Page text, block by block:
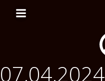
07.04.2024